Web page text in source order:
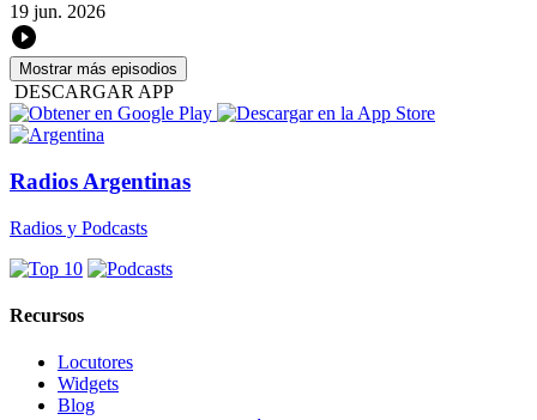
19 jun. 2026
Mostrar más episodios
DESCARGAR APP
Radios Argentinas
Radios y Podcasts
Recursos
Locutores
Widgets
Blog